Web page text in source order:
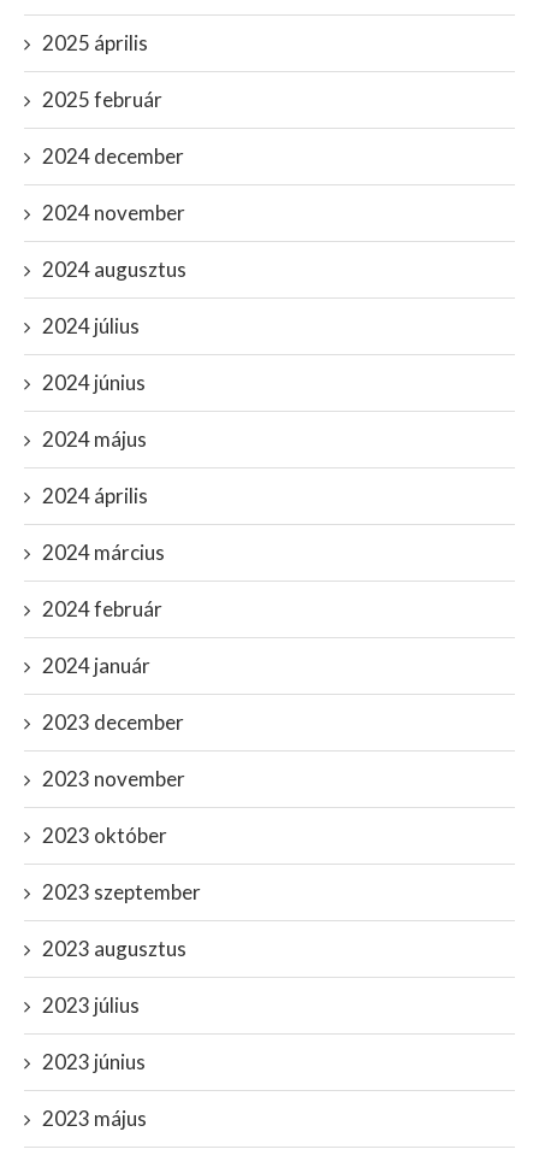
2025 április
2025 február
2024 december
2024 november
2024 augusztus
2024 július
2024 június
2024 május
2024 április
2024 március
2024 február
2024 január
2023 december
2023 november
2023 október
2023 szeptember
2023 augusztus
2023 július
2023 június
2023 május